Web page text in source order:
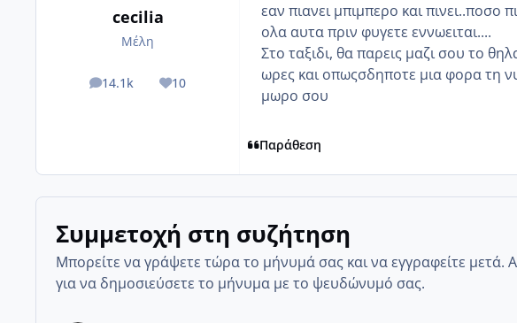
cecilia
Μέλη
14.1k
posts 10
Reputation
εαν πιανει μπιμπερο και πινει..ποσο
ολα αυτα πριν φυγετε εννωειται....
Στο ταξιδι, θα παρεις μαζι σου το
ωρες και οπωςσδηποτε μια φορα τη
μωρο σου
Παράθεση
Συμμετοχή στη συζήτηση
Μπορείτε να γράψετε τώρα το μήνυμά σας και να εγγραφείτε μετά.
για να δημοσιεύσετε το μήνυμα με το ψευδώνυμό σας.